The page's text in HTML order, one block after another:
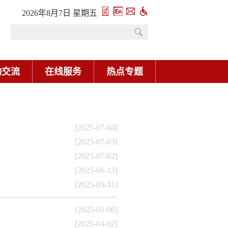
2026年8月7日 星期五
流 在线服务 热点专题
[2025-07-04]
[2025-07-03]
[2025-07-02]
[2025-06-13]
[2025-05-31]
[2025-05-06]
[2025-04-02]